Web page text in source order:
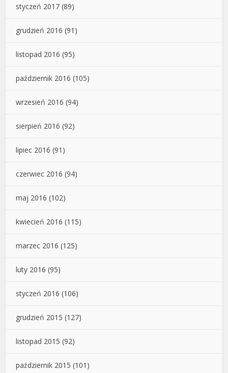
styczeń 2017 (89)
grudzień 2016 (91)
listopad 2016 (95)
październik 2016 (105)
wrzesień 2016 (94)
sierpień 2016 (92)
lipiec 2016 (91)
czerwiec 2016 (94)
maj 2016 (102)
kwiecień 2016 (115)
marzec 2016 (125)
luty 2016 (95)
styczeń 2016 (106)
grudzień 2015 (127)
listopad 2015 (92)
październik 2015 (101)